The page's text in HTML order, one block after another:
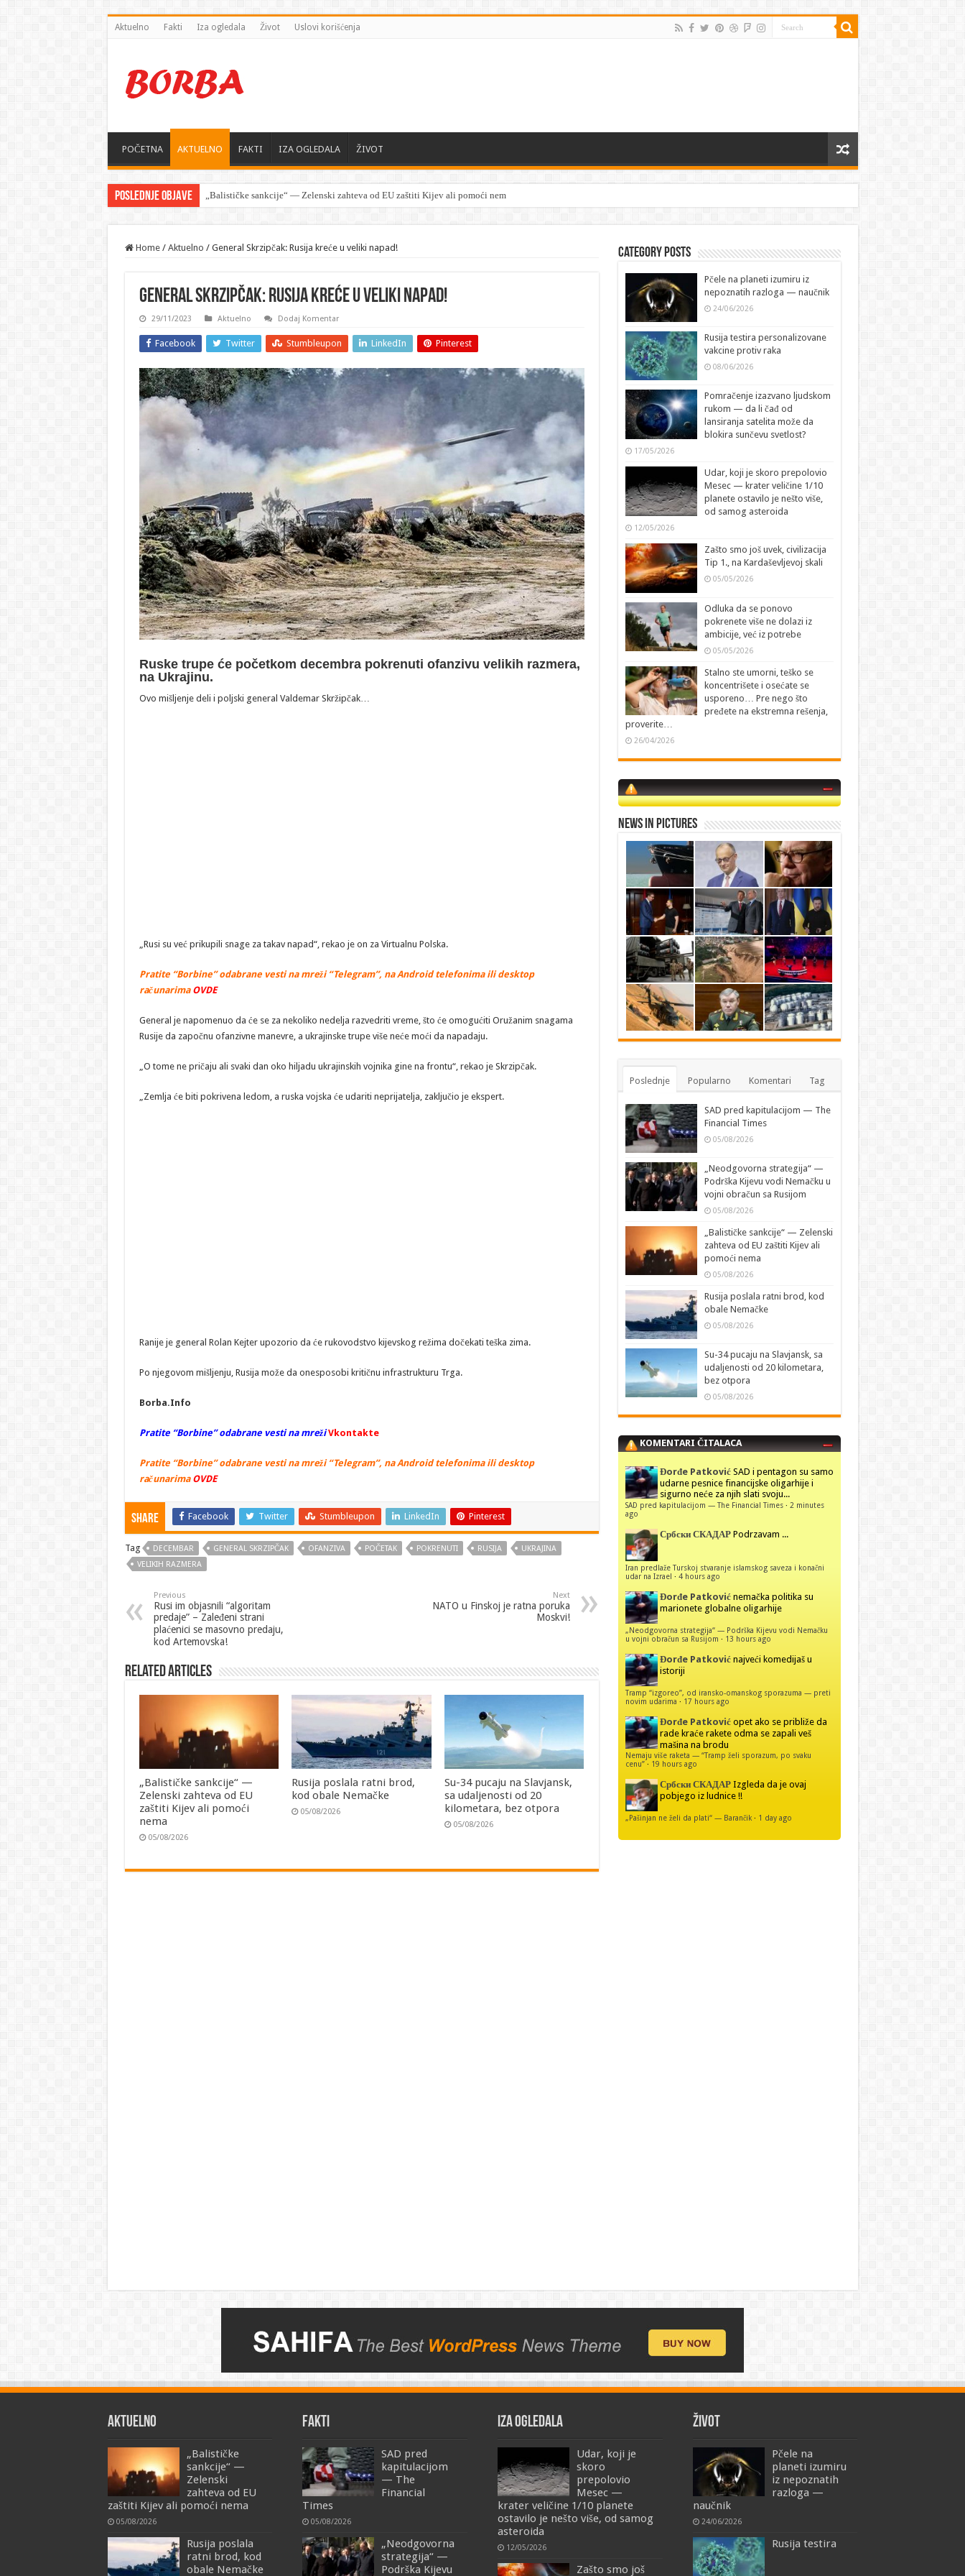
Aktuelno Fakti Iza ogledala Život Uslovi korišćenja
POČETNA AKTUELNO FAKTI IZA OGLEDALA ŽIVOT
Poslednje objave Rusija poslala
Home / Aktuelno / General Skrzipčak: Rusija kreće u veliki napad!
General Skrzipčak: Rusija kreće u veliki napad!
29/11/2023 Aktuelno Dodaj Komentar
Facebook Twitter Stumbleupon LinkedIn Pinterest
Ruske trupe će početkom decembra pokrenuti ofanzivu velikih razmera,
na Ukrajinu.
Ovo mišljenje deli i poljski general Valdemar Skržipčak…
„Rusi su već prikupili snage za takav napad“, rekao je on za Virtualnu Polska.
Pratite “Borbine” odabrane vesti na mreži “Telegram”, na Android telefonima ili desktop
računarima OVDE
General je napomenuo da će se za nekoliko nedelja razvedriti vreme, što će omogućiti Oružanim snagama
Rusije da započnu ofanzivne manevre, a ukrajinske trupe više neće moći da napadaju.
„O tome ne pričaju ali svaki dan oko hiljadu ukrajinskih vojnika gine na frontu“, rekao je Skrzipčak.
„Zemlja će biti pokrivena ledom, a ruska vojska će udariti neprijatelja, zaključio je ekspert.
Ranije je general Rolan Kejter upozorio da će rukovodstvo kijevskog režima dočekati teška zima.
Po njegovom mišljenju, Rusija može da onesposobi kritičnu infrastrukturu Trga.
Borba.Info
Pratite “Borbine” odabrane vesti na mreži Vkontakte
Pratite “Borbine” odabrane vesti na mreži “Telegram”, na Android telefonima ili desktop
računarima OVDE
Share Facebook Twitter Stumbleupon LinkedIn Pinterest
Tag DECEMBAR GENERAL SKRZIPČAK OFANZIVA POČETAK POKRENUTI RUSIJA
UKRAJINA
VELIKIH RAZMERA
Previous
Rusi im objasnili “algoritam
predaje” – Zaleđeni strani
plaćenici se masovno predaju,
kod Artemovska!
Next
NATO u Finskoj je ratna poruka
Moskvi!
Related Articles
„Balističke sankcije“ —
Zelenski zahteva od EU
zaštiti Kijev ali pomoći
nema
05/08/2026
Rusija poslala ratni brod,
kod obale Nemačke
05/08/2026
Su-34 pucaju na Slavjansk,
sa udaljenosti od 20
kilometara, bez otpora
05/08/2026
Category Posts
Pčele na planeti izumiru iz
nepoznatih razloga — naučnik
24/06/2026
Rusija testira personalizovane
vakcine protiv raka
08/06/2026
Pomračenje izazvano ljudskom
rukom — da li čađ od
lansiranja satelita može da
blokira sunčevu svetlost?
17/05/2026
Udar, koji je skoro prepolovio
Mesec — krater veličine 1/10
planete ostavilo je nešto više,
od samog asteroida
12/05/2026
Zašto smo još uvek, civilizacija
Tip 1., na Kardaševljevoj skali
05/05/2026
Odluka da se ponovo
pokrenete više ne dolazi iz
ambicije, već iz potrebe
05/05/2026
Stalno ste umorni, teško se
koncentrišete i osećate se
usporeno… Pre nego što
pređete na ekstremna rešenja,
proverite…
26/04/2026
News in Pictures
Poslednje Popularno Komentari Tag
SAD pred kapitulacijom — The
Financial Times
05/08/2026
„Neodgovorna strategija“ —
Podrška Kijevu vodi Nemačku u
vojni obračun sa Rusijom
05/08/2026
„Balističke sankcije“ — Zelenski
zahteva od EU zaštiti Kijev ali
pomoći nema
05/08/2026
Rusija poslala ratni brod, kod
obale Nemačke
05/08/2026
Su-34 pucaju na Slavjansk, sa
udaljenosti od 20 kilometara,
bez otpora
05/08/2026
KOMENTARI ČITALACA
Đorđe Patković SAD i pentagon su samo
udarne pesnice financijske oligarhije i
sigurno neće za njih slati svoju...
SAD pred kapitulacijom — The Financial Times· 2 minutes
ago
Србски СКАДАР Podrzavam ...
Iran predlaže Turskoj stvaranje islamskog saveza i konačni
udar na Izrael · 4 hours ago
Đorđe Patković nemačka politika su
marionete globalne oligarhije
„Neodgovorna strategija“ — Podrška Kijevu vodi Nemačku
u vojni obračun sa Rusijom · 13 hours ago
Đorđe Patković najveći komedijaš u
istoriji
Tramp “izgoreo”, od iransko-omanskog sporazuma — preti
novim udarima · 17 hours ago
Đorđe Patković opet ako se približe da
rade kraće rakete odma se zapali veš
mašina na brodu
Nemaju više raketa — “Tramp želi sporazum, po svaku
cenu”· 19 hours ago
Србски СКАДАР Izgleda da je ovaj
pobjego iz ludnice !!
„Pašinjan ne želi da plati“ — Barančik· 1 day ago
AKTUELNO
„Balističke
sankcije“ —
Zelenski
zahteva od EU
zaštiti Kijev ali pomoći nema
05/08/2026
Rusija poslala
ratni brod, kod
obale Nemačke
FAKTI
SAD pred
kapitulacijom
— The
Financial
Times
05/08/2026
„Neodgovorna
strategija“ —
Podrška Kijevu
IZA OGLEDALA
Udar, koji je
skoro
prepolovio
Mesec —
krater veličine 1/10 planete
ostavilo je nešto više, od samog
asteroida
12/05/2026
Zašto smo još
ŽIVOT
Pčele na
planeti izumiru
iz nepoznatih
razloga —
naučnik
24/06/2026
Rusija testira